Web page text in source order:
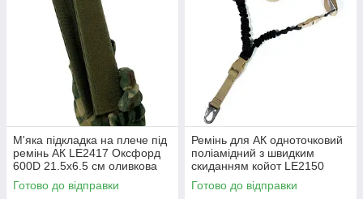
М'яка підкладка на плече під
ремінь АК LE2417 Оксфорд
600D 21.5х6.5 см оливкова
комфортна і надійна для
переноски зброї
Готово до відправки
Ремінь для АК одноточковий
поліамідний з швидким
скиданням койот LE2150
міцний нейлоновий
амортизатор 8 мм
Готово до відправки